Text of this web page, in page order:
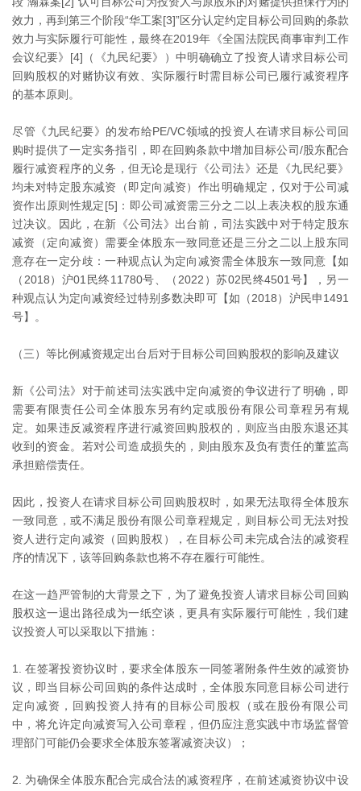
效力，再到第三个阶段“华工案[3]”区分认定约定目标公司回购的条款
效力与实际履行可能性，最终在2019年《全国法院民商事审判工作
会议纪要》[4]（《九民纪要》）中明确确立了投资人请求目标公司
回购股权的对赌协议有效、实际履行时需目标公司已履行减资程序
的基本原则。
尽管《九民纪要》的发布给PE/VC领域的投资人在请求目标公司回
购时提供了一定实务指引，即在回购条款中增加目标公司/股东配合
履行减资程序的义务，但无论是现行《公司法》还是《九民纪要》
均未对特定股东减资（即定向减资）作出明确规定，仅对于公司减
资作出原则性规定[5]：即公司减资需三分之二以上表决权的股东通
过决议。因此，在新《公司法》出台前，司法实践中对于特定股东
减资（定向减资）需要全体股东一致同意还是三分之二以上股东同
意存在一定分歧：一种观点认为定向减资需全体股东一致同意【如
（2018）沪01民终11780号、（2022）苏02民终4501号】，另一
种观点认为定向减资经过特别多数决即可【如（2018）沪民申1491
号】。
（三）等比例减资规定出台后对于目标公司回购股权的影响及建议
新《公司法》对于前述司法实践中定向减资的争议进行了明确，即
需要有限责任公司全体股东另有约定或股份有限公司章程另有规
定。如果违反减资程序进行减资回购股权的，则应当由股东退还其
收到的资金。若对公司造成损失的，则由股东及负有责任的董监高
承担赔偿责任。
因此，投资人在请求目标公司回购股权时，如果无法取得全体股东
一致同意，或不满足股份有限公司章程规定，则目标公司无法对投
资人进行定向减资（回购股权），在目标公司未完成合法的减资程
序的情况下，该等回购条款也将不存在履行可能性。
在这一趋严管制的大背景之下，为了避免投资人请求目标公司回购
股权这一退出路径成为一纸空谈，更具有实际履行可能性，我们建
议投资人可以采取以下措施：
在签署投资协议时，要求全体股东一同签署附条件生效的减资协
议，即当目标公司回购的条件达成时，全体股东同意目标公司进行
定向减资，回购投资人持有的目标公司股权（或在股份有限公司
中，将允许定向减资写入公司章程，但仍应注意实践中市场监督管
理部门可能仍会要求全体股东签署减资决议）；
为确保全体股东配合完成合法的减资程序，在前述减资协议中设